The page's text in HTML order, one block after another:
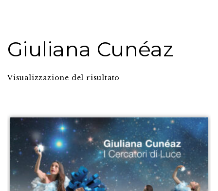
Giuliana Cunéaz
Visualizzazione del risultato